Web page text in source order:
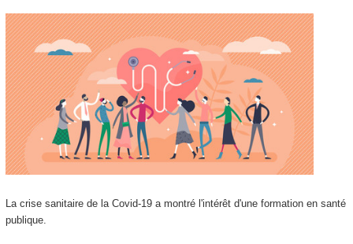
La crise sanitaire de la Covid-19 a montré l'intérêt d'une formation en santé
publique.